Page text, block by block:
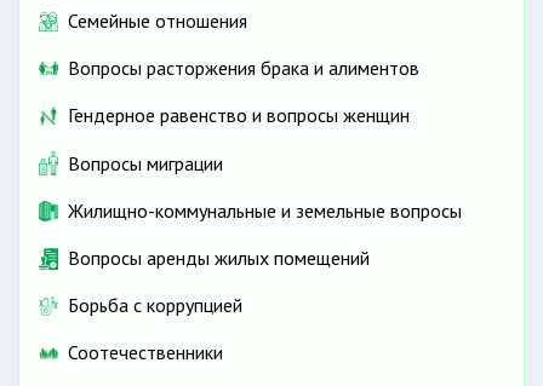
Семейные отношения
Вопросы расторжения брака и алиментов
Гендерное равенство и вопросы женщин
Вопросы миграции
Жилищно-коммунальные и земельные вопросы
Вопросы аренды жилых помещений
Борьба с коррупцией
Соотечественники